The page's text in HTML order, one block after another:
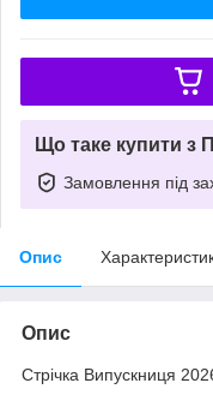
Що таке купити з
Замовлення під
Опис
Опис
Стрічка Випускниця